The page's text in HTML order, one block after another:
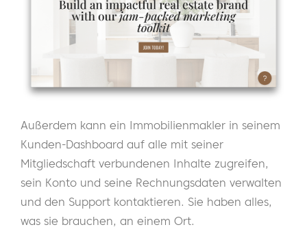
Außerdem kann ein Immobilienmakler in seinem
Kunden-Dashboard auf alle mit seiner
Mitgliedschaft verbundenen Inhalte zugreifen,
sein Konto und seine Rechnungsdaten verwalten
und den Support kontaktieren. Sie haben alles,
was sie brauchen, an einem Ort.